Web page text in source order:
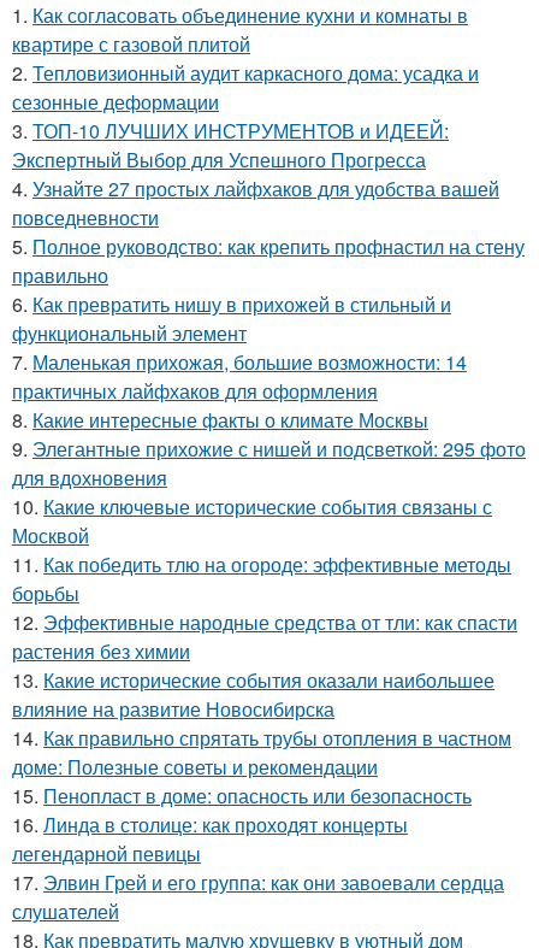
1. Как согласовать объединение кухни и комнаты в
квартире с газовой плитой
2. Тепловизионный аудит каркасного дома: усадка и
сезонные деформации
3. ТОП-10 ЛУЧШИХ ИНСТРУМЕНТОВ и ИДЕЕЙ:
Экспертный Выбор для Успешного Прогресса
4. Узнайте 27 простых лайфхаков для удобства вашей
повседневности
5. Полное руководство: как крепить профнастил на стену
правильно
6. Как превратить нишу в прихожей в стильный и
функциональный элемент
7. Маленькая прихожая, большие возможности: 14
практичных лайфхаков для оформления
8. Какие интересные факты о климате Москвы
9. Элегантные прихожие с нишей и подсветкой: 295 фото
для вдохновения
10. Какие ключевые исторические события связаны с
Москвой
11. Как победить тлю на огороде: эффективные методы
борьбы
12. Эффективные народные средства от тли: как спасти
растения без химии
13. Какие исторические события оказали наибольшее
влияние на развитие Новосибирска
14. Как правильно спрятать трубы отопления в частном
доме: Полезные советы и рекомендации
15. Пенопласт в доме: опасность или безопасность
16. Линда в столице: как проходят концерты
легендарной певицы
17. Элвин Грей и его группа: как они завоевали сердца
слушателей
18. Как превратить малую хрущевку в уютный дом